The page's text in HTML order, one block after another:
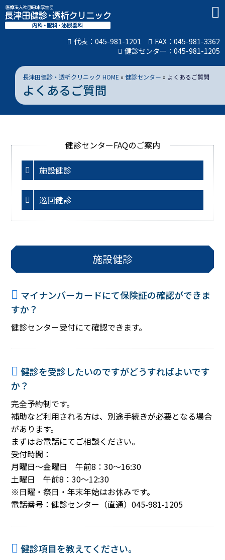
代表： 045-981-1201
FAX：045-981-3362
健診センター： 045-981-1205
長津田健診・透析クリニック HOME » 健診センター » よくあるご質問
よくあるご質問
健診センターFAQのご案内
施設健診
巡回健診
施設健診
マイナンバーカードにて保険証の確認ができま
すか？
健診センター受付にて確認できます。
健診を受診したいのですがどうすればよいです
か？
完全予約制です。
補助など利用される方は、別途手続きが必要となる場合
があります。
まずはお電話にてご相談ください。
受付時間：
月曜日～金曜日 午前8：30～16:30
土曜日 午前8：30～12:30
※日曜・祭日・年末年始はお休みです。
電話番号：健診センター（直通）045-981-1205
健診項目を教えてください。